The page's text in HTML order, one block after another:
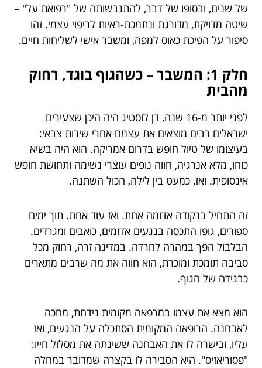
של שנים, ובסופו של דבר, להתגבשותה של "רפואת על" –
שיטה מדויקת, מדורגת ונתמכת-ראיות לריפוי עצמי. זהו
סיפור על הפיכת כאוס למפה, ומשבר אישי לשליחות חיים.
חלק 1: המשבר – כשהגוף בוגד, רחוק
מהבית
לפני יותר מ-16 שנה, דן לוסטיג היה היכן שצעירים
ישראלים רבים מוצאים את עצמם אחרי שירות צבאי:
בעיצומו של טיול חופש בדרום אמריקה. הוא היה בשיא
כוחו, מלא אנרגיה, חווה נופים עוצרי נשימה ותחושת חופש
אינסופית. ואז, כמעט בין לילה, הכול השתנה.
זה התחיל בנקודה אדומה אחת. ואז עוד אחת. תוך ימים
ספורים, גופו התכסה בנגעים אדומים, כואבים ומגרדים.
הבלבול הפך במהרה לחרדה. במדינה זרה, רחוק מכל
סביבה תומכת ומוכרת, הוא חווה את מה שרבים מתארים
כבגידה של הגוף.
הוא מצא את עצמו במרפאה מקומית נידחת, מחכה
לאבחנה. הרופאה המקומית הסתכלה על הנגעים, ואז
עליו, ובישרה לו את האבחנה ששינתה את מסלול חייו:
"פסוריאזיס". היא הסבירה לו בקצרה שמדובר במחלה